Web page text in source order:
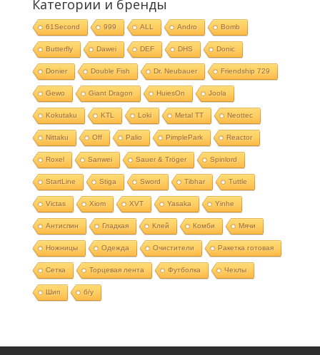
Категории и бренды
61Second 999 ALL Andro Bomb
Butterfly Dawei DEF DHS Donic
Donier Double Fish Dr. Neubauer Friendship 729
Gewo Giant Dragon HuiesOn Joola
Kokutaku KTL Loki Metal TT Neottec
Nittaku Off Palio PimplePark Reactor
Roxel Sanwei Sauer & Tröger Spinlord
StartLine Stiga Sword Tibhar Tuttle
Victas Xiom XVT Yasaka Yinhe
Антиспин Гладкая Клей Комби Мячи
Ножницы Одежда Очистители Ракетка готовая
Сетка Торцевая лента Футболка Чехлы
Шип б/у